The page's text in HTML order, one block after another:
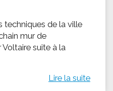
techniques de la ville
mur de
suite à la
Lire la suite